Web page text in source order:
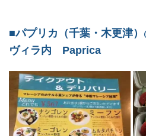
■パプリカ（千葉・木更津
ヴィラ内 Paprica